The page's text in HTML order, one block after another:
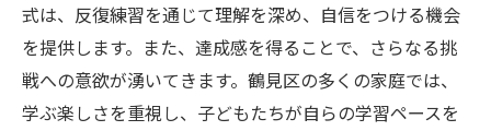
式は、反復練習を通じて理解を深め、自信をつける機会
を提供します。また、達成感を得ることで、さらなる挑
戦への意欲が湧いてきます。鶴見区の多くの家庭では、
学ぶ楽しさを重視し、子どもたちが自らの学習ペースを